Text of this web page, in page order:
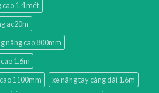
1.4 mét
ac20m
nâng cao 800mm
1.6m
1100mm
xe nâng tay càng dài 1.6m